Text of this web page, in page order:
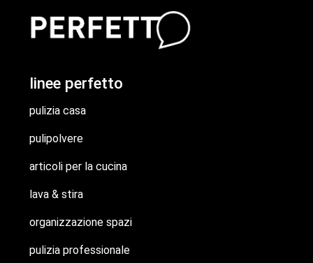
linee perfetto
pulizia casa
pulipolvere
articoli per la cucina
lava & stira
organizzazione spazi
pulizia professionale